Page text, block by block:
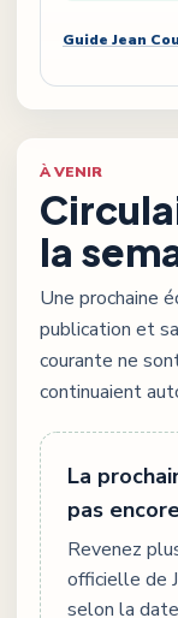
Guide Jean
À VENIR
la
Une prochaine
publication et
courante ne
continuaient
La
pas
Revenez
officielle de
selon la